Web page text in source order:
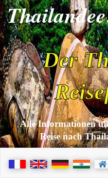
Der
Alle Informationen
Reise nach